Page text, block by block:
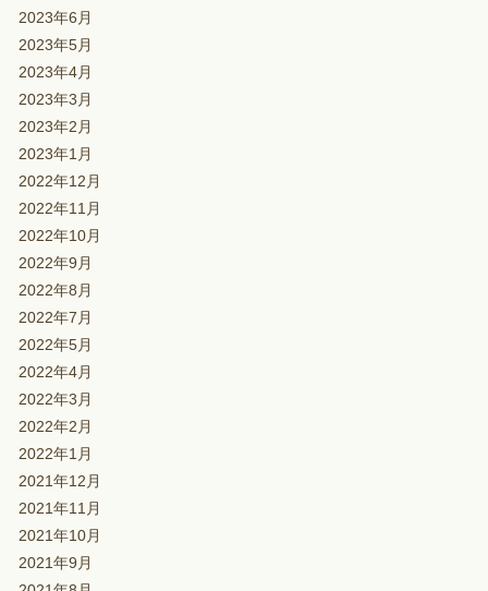
2023年6月
2023年5月
2023年4月
2023年3月
2023年2月
2023年1月
2022年12月
2022年11月
2022年10月
2022年9月
2022年8月
2022年7月
2022年5月
2022年4月
2022年3月
2022年2月
2022年1月
2021年12月
2021年11月
2021年10月
2021年9月